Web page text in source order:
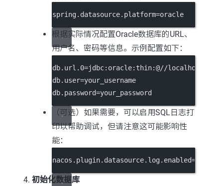
spring.datasource.platform=oracle
根据实际情况配置Oracle数据库的URL、
用户名、密码等信息。示例配置如下：
db.url.0=jdbc:oracle:thin:@//localhost:1521/
db.user=your_username
db.password=your_password
（可选）如果需要，可以启用SQL日志打
印以帮助调试，但请注意这可能影响性
能：
nacos.plugin.datasource.log.enabled=true
初始化数据库